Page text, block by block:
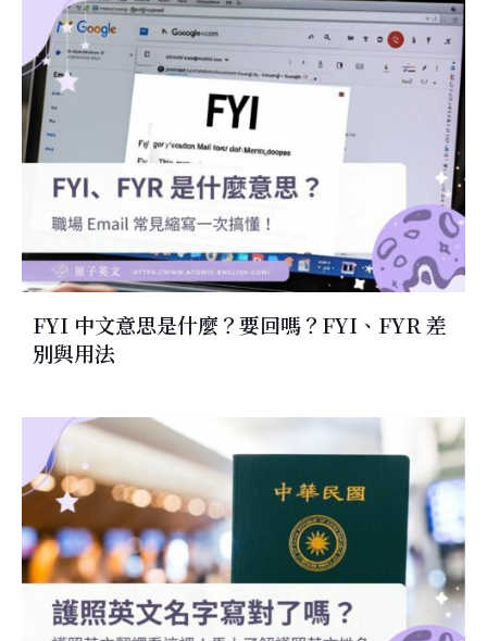
FYI 中文意思是什麼？要回嗎？FYI、FYR 差
別與用法